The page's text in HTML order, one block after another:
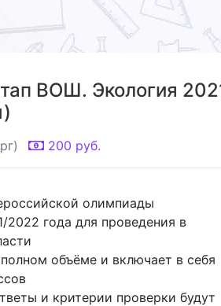
ВОШ. Экология
200 руб.
олимпиады
года для проведения в
объёме и включает в себя
и критерии проверки будут